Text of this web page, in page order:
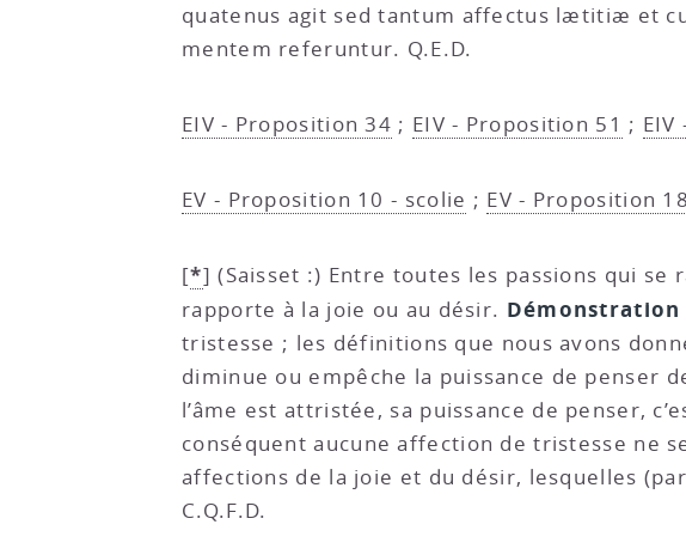
quatenus agit sed tantum affectus lætitiæ et
mentem referuntur. Q.E.D.
EIV - Proposition 34 ; EIV - Proposition 51 ;
EV - Proposition 10 - scolie ; EV - Proposition 18
[*](Saisset :) Entre toutes les passions qui se
rapporte à la joie ou au désir. Démonstration
tristesse ; les définitions que nous avons
diminue ou empêche la puissance de penser
l’âme est attristée, sa puissance de penser,
conséquent aucune affection de tristesse ne
affections de la joie et du désir, lesquelles
C.Q.F.D.